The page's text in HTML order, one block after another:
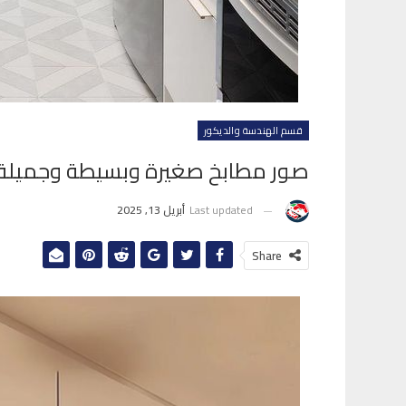
قسم الهندسة والديكور
صور مطابخ صغيرة وبسيطة وجميلة
Last updated أبريل 13, 2025
Share